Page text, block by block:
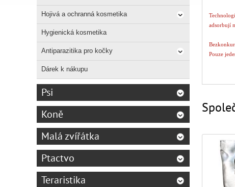
adsorbují
Pouze
MAGIC
Čistota a
Tato
100%
MAGIC
Je to
Přírodní,
Hojivá a ochranná kosmetika
Hygienická kosmetika
Antiparazitika pro kočky
Dárek k nákupu
Psi
Koně
Malá zvířátka
Ptactvo
Teraristika